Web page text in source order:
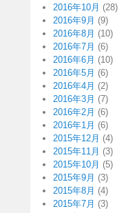
2016年10月 (28)
2016年9月 (9)
2016年8月 (10)
2016年7月 (6)
2016年6月 (10)
2016年5月 (6)
2016年4月 (2)
2016年3月 (7)
2016年2月 (6)
2016年1月 (6)
2015年12月 (4)
2015年11月 (3)
2015年10月 (5)
2015年9月 (3)
2015年8月 (4)
2015年7月 (3)